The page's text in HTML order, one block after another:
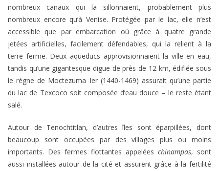
nombreux canaux qui la sillonnaient, probablement plus
nombreux encore qu’à Venise. Protégée par le lac, elle n’est
accessible que par embarcation où grâce à quatre grande
jetées artificielles, facilement défendables, qui la relient à la
terre ferme. Deux aqueducs approvisionnaient la ville en eau,
tandis qu’une gigantesque digue de près de 12 km, édifiée sous
le règne de Moctezuma Ier (1440-1469) assurait qu’une partie
du lac de Texcoco soit composée d’eau douce – le reste étant
salé.
Autour de Tenochtitlan, d’autres îles sont éparpillées, dont
beaucoup sont occupées par des villages plus ou moins
importants. Des fermes flottantes appelées chinampas, sont
aussi installées autour de la cité et assurent grâce à la fertilité